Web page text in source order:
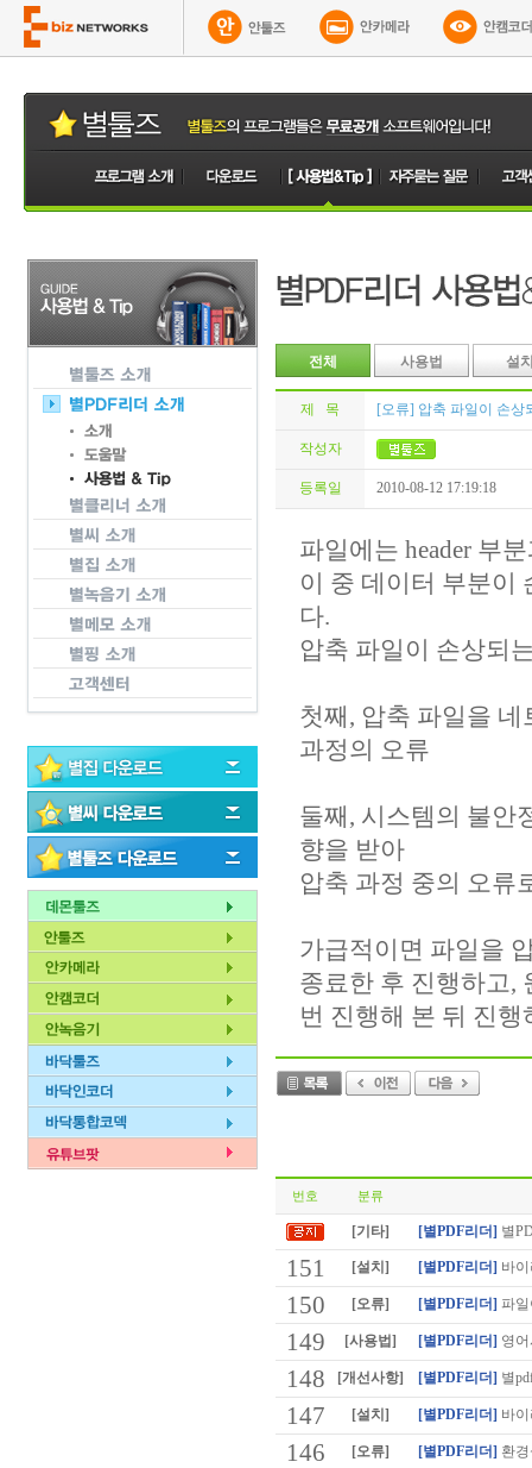
전체 사용법 설
제 목 [오류] 압축 파일이 손상
작성자
등록일 2010-08-12 17:19:18
파일에는 header 부
이 중 데이터 부분이
다.
압축 파일이 손상되
첫째, 압축 파일을
과정의 오류
둘째, 시스템의 불안
향을 받아
압축 과정 중의 오류
가급적이면 파일을
종료한 후 진행하고,
번 진행해 본 뒤 진
번호 분류
[기타] [별PDF리더] 별
151 [설치] [별PDF리더] 바
150 [오류] [별PDF리더] 파
149 [사용법] [별PDF리더] 영
148 [개선사항] [별PDF리더] 별
147 [설치] [별PDF리더] 바
146 [오류] [별PDF리더] 환